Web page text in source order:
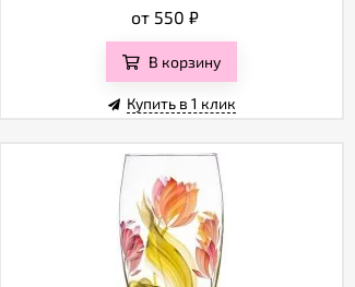
от 550 ₽
В корзину
Купить в 1 клик